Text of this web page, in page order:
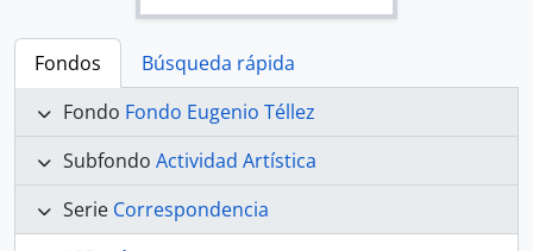
Fondos
Búsqueda rápida
Fondo Fondo Eugenio Téllez
Subfondo Actividad Artística
Serie Correspondencia